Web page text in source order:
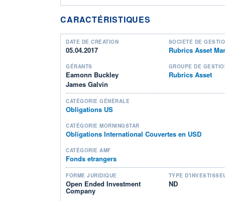
CARACTÉRISTIQUES
DATE DE CRÉATION
05.04.2017
SOCIÉTÉ DE
Rubrics Asset
GÉRANTS
Eamonn Buckley
James Galvin
GROUPE DE
Rubrics Asset
CATÉGORIE GÉNÉRALE
Obligations US
CATÉGORIE MORNINGSTAR
Obligations International Couvertes en USD
CATÉGORIE AMF
Fonds etrangers
FORME JURIDIQUE
Open Ended Investment
Company
TYPE
ND